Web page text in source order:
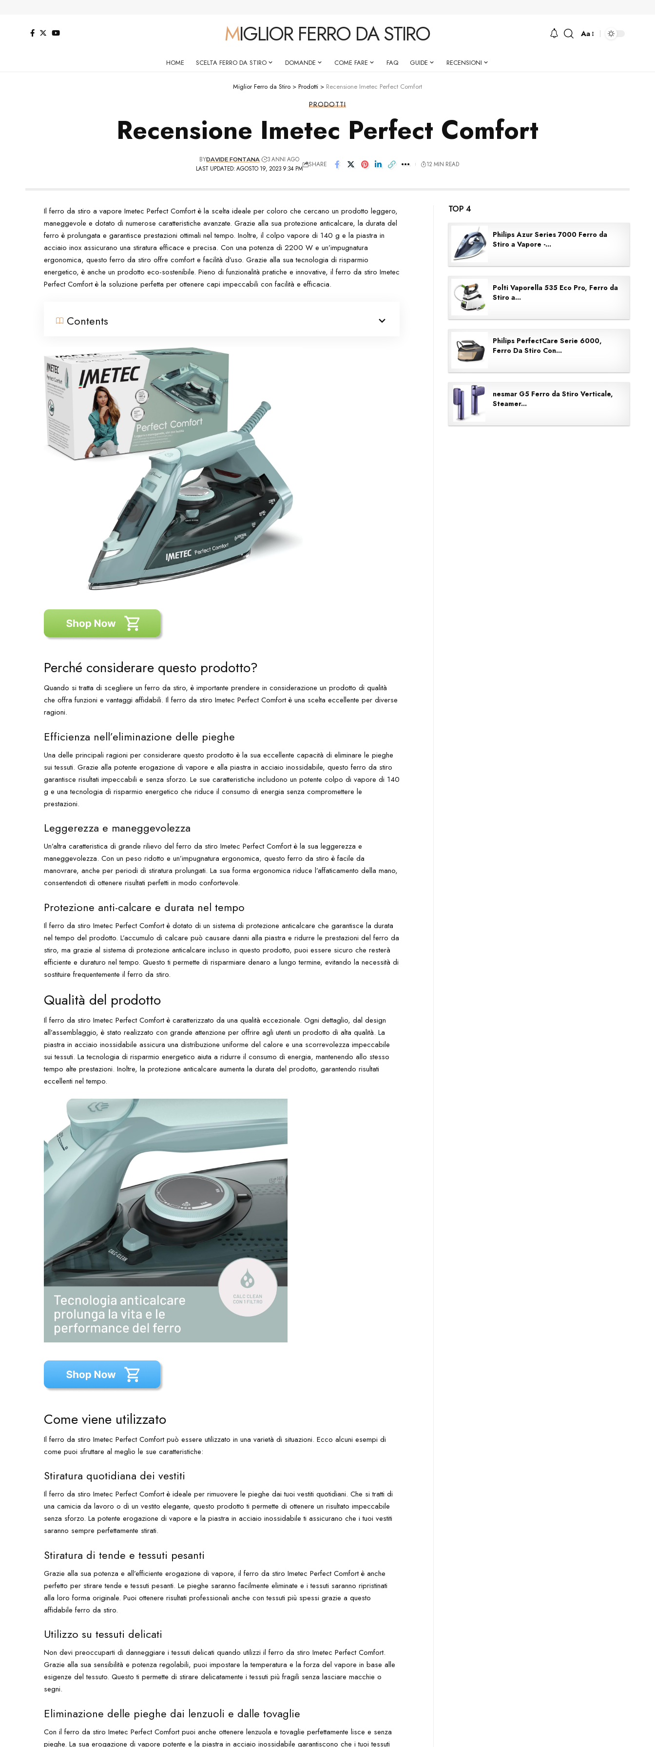
MIGLIOR FERRO DA STIRO
Font
Aa
HOME SCELTA FERRO DA STIRO DOMANDE COME FARE FAQ GUIDE RECENSIONI
Miglior Ferro da Stiro > Prodotti > Recensione Imetec Perfect Comfort
PRODOTTI
Recensione Imetec Perfect Comfort
LAST UPDATED: AGOSTO 19, 2023 9:34 PM
BYDAVIDE FONTANA 3 ANNI AGO
SHARE 12 MIN READ
Il ferro da stiro a vapore Imetec Perfect Comfort è la scelta ideale per coloro che cercano un prodotto leggero,
maneggevole e dotato di numerose caratteristiche avanzate. Grazie alla sua protezione anticalcare, la durata del
ferro è prolungata e garantisce prestazioni ottimali nel tempo. Inoltre, il colpo vapore di 140 g e la piastra in
acciaio inox assicurano una stiratura efficace e precisa. Con una potenza di 2200 W e un’impugnatura
ergonomica, questo ferro da stiro offre comfort e facilità d’uso. Grazie alla sua tecnologia di risparmio
energetico, è anche un prodotto eco-sostenibile. Pieno di funzionalità pratiche e innovative, il ferro da stiro Imetec
Perfect Comfort è la soluzione perfetta per ottenere capi impeccabili con facilità e efficacia.
Contents
Perché considerare questo prodotto?
Quando si tratta di scegliere un ferro da stiro, è importante prendere in considerazione un prodotto di qualità
che offra funzioni e vantaggi affidabili. Il ferro da stiro Imetec Perfect Comfort è una scelta eccellente per diverse
ragioni.
Efficienza nell’eliminazione delle pieghe
Una delle principali ragioni per considerare questo prodotto è la sua eccellente capacità di eliminare le pieghe
sui tessuti. Grazie alla potente erogazione di vapore e alla piastra in acciaio inossidabile, questo ferro da stiro
garantisce risultati impeccabili e senza sforzo. Le sue caratteristiche includono un potente colpo di vapore di 140
g e una tecnologia di risparmio energetico che riduce il consumo di energia senza compromettere le
prestazioni.
Leggerezza e maneggevolezza
Un’altra caratteristica di grande rilievo del ferro da stiro Imetec Perfect Comfort è la sua leggerezza e
maneggevolezza. Con un peso ridotto e un’impugnatura ergonomica, questo ferro da stiro è facile da
manovrare, anche per periodi di stiratura prolungati. La sua forma ergonomica riduce l’affaticamento della mano,
consentendoti di ottenere risultati perfetti in modo confortevole.
Protezione anti-calcare e durata nel tempo
Il ferro da stiro Imetec Perfect Comfort è dotato di un sistema di protezione anticalcare che garantisce la durata
nel tempo del prodotto. L’accumulo di calcare può causare danni alla piastra e ridurre le prestazioni del ferro da
stiro, ma grazie al sistema di protezione anticalcare incluso in questo prodotto, puoi essere sicuro che resterà
efficiente e duraturo nel tempo. Questo ti permette di risparmiare denaro a lungo termine, evitando la necessità di
sostituire frequentemente il ferro da stiro.
Qualità del prodotto
Il ferro da stiro Imetec Perfect Comfort è caratterizzato da una qualità eccezionale. Ogni dettaglio, dal design
all’assemblaggio, è stato realizzato con grande attenzione per offrire agli utenti un prodotto di alta qualità. La
piastra in acciaio inossidabile assicura una distribuzione uniforme del calore e una scorrevolezza impeccabile
sui tessuti. La tecnologia di risparmio energetico aiuta a ridurre il consumo di energia, mantenendo allo stesso
tempo alte prestazioni. Inoltre, la protezione anticalcare aumenta la durata del prodotto, garantendo risultati
eccellenti nel tempo.
Come viene utilizzato
Il ferro da stiro Imetec Perfect Comfort può essere utilizzato in una varietà di situazioni. Ecco alcuni esempi di
come puoi sfruttare al meglio le sue caratteristiche:
Stiratura quotidiana dei vestiti
Il ferro da stiro Imetec Perfect Comfort è ideale per rimuovere le pieghe dai tuoi vestiti quotidiani. Che si tratti di
una camicia da lavoro o di un vestito elegante, questo prodotto ti permette di ottenere un risultato impeccabile
senza sforzo. La potente erogazione di vapore e la piastra in acciaio inossidabile ti assicurano che i tuoi vestiti
saranno sempre perfettamente stirati.
Stiratura di tende e tessuti pesanti
Grazie alla sua potenza e all’efficiente erogazione di vapore, il ferro da stiro Imetec Perfect Comfort è anche
perfetto per stirare tende e tessuti pesanti. Le pieghe saranno facilmente eliminate e i tessuti saranno ripristinati
alla loro forma originale. Puoi ottenere risultati professionali anche con tessuti più spessi grazie a questo
affidabile ferro da stiro.
Utilizzo su tessuti delicati
Non devi preoccuparti di danneggiare i tessuti delicati quando utilizzi il ferro da stiro Imetec Perfect Comfort.
Grazie alla sua sensibilità e potenza regolabili, puoi impostare la temperatura e la forza del vapore in base alle
esigenze del tessuto. Questo ti permette di stirare delicatamente i tessuti più fragili senza lasciare macchie o
segni.
Eliminazione delle pieghe dai lenzuoli e dalle tovaglie
Con il ferro da stiro Imetec Perfect Comfort puoi anche ottenere lenzuola e tovaglie perfettamente lisce e senza
pieghe. La sua erogazione di vapore potente e la piastra in acciaio inossidabile garantiscono che i tuoi tessuti
TOP 4
Philips Azur Series 7000 Ferro da
Stiro a Vapore -...
Polti Vaporella 535 Eco Pro, Ferro da
Stiro a...
Philips PerfectCare Serie 6000,
Ferro Da Stiro Con...
nesmar G5 Ferro da Stiro Verticale,
Steamer...